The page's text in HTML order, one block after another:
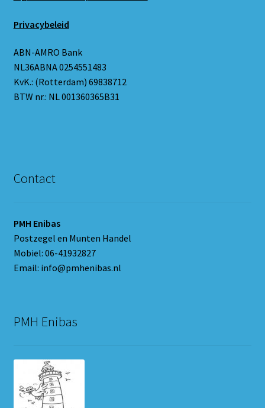
Privacybeleid
ABN-AMRO Bank
NL36ABNA 0254551483
KvK.: (Rotterdam) 69838712
BTW nr.: NL 001360365B31
Contact
PMH Enibas
Postzegel en Munten Handel
Mobiel: 06-41932827
Email: info@pmhenibas.nl
PMH Enibas